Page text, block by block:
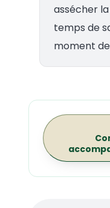
assécher
temps de
moment